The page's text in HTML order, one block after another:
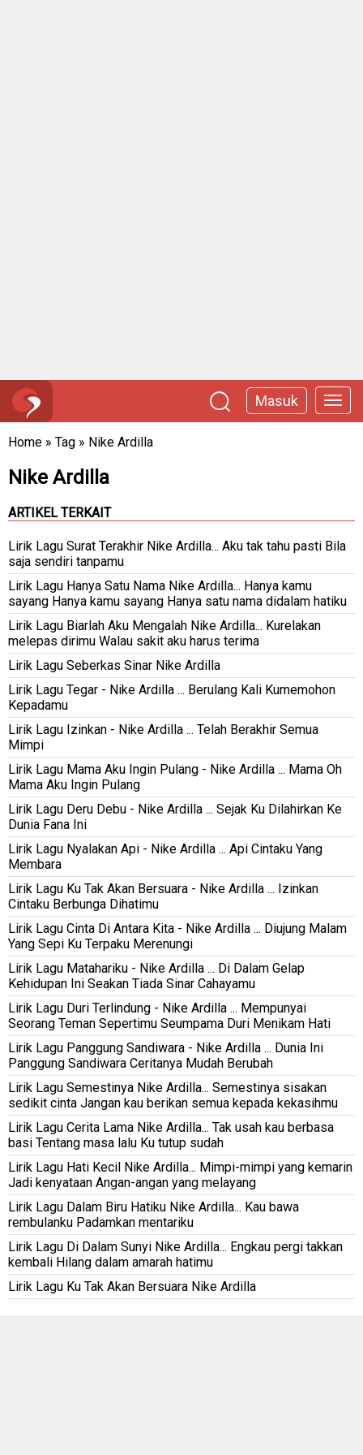
Masuk
Home » Tag » Nike Ardilla
Nike Ardilla
ARTIKEL TERKAIT
Lirik Lagu Surat Terakhir Nike Ardilla... Aku tak tahu pasti Bila
saja sendiri tanpamu
Lirik Lagu Hanya Satu Nama Nike Ardilla... Hanya kamu
sayang Hanya kamu sayang Hanya satu nama didalam hatiku
Lirik Lagu Biarlah Aku Mengalah Nike Ardilla... Kurelakan
melepas dirimu Walau sakit aku harus terima
Lirik Lagu Seberkas Sinar Nike Ardilla
Lirik Lagu Tegar - Nike Ardilla ... Berulang Kali Kumemohon
Kepadamu
Lirik Lagu Izinkan - Nike Ardilla ... Telah Berakhir Semua
Mimpi
Lirik Lagu Mama Aku Ingin Pulang - Nike Ardilla ... Mama Oh
Mama Aku Ingin Pulang
Lirik Lagu Deru Debu - Nike Ardilla ... Sejak Ku Dilahirkan Ke
Dunia Fana Ini
Lirik Lagu Nyalakan Api - Nike Ardilla ... Api Cintaku Yang
Membara
Lirik Lagu Ku Tak Akan Bersuara - Nike Ardilla ... Izinkan
Cintaku Berbunga Dihatimu
Lirik Lagu Cinta Di Antara Kita - Nike Ardilla ... Diujung Malam
Yang Sepi Ku Terpaku Merenungi
Lirik Lagu Matahariku - Nike Ardilla ... Di Dalam Gelap
Kehidupan Ini Seakan Tiada Sinar Cahayamu
Lirik Lagu Duri Terlindung - Nike Ardilla ... Mempunyai
Seorang Teman Sepertimu Seumpama Duri Menikam Hati
Lirik Lagu Panggung Sandiwara - Nike Ardilla ... Dunia Ini
Panggung Sandiwara Ceritanya Mudah Berubah
Lirik Lagu Semestinya Nike Ardilla... Semestinya sisakan
sedikit cinta Jangan kau berikan semua kepada kekasihmu
Lirik Lagu Cerita Lama Nike Ardilla... Tak usah kau berbasa
basi Tentang masa lalu Ku tutup sudah
Lirik Lagu Hati Kecil Nike Ardilla... Mimpi-mimpi yang kemarin
Jadi kenyataan Angan-angan yang melayang
Lirik Lagu Dalam Biru Hatiku Nike Ardilla... Kau bawa
rembulanku Padamkan mentariku
Lirik Lagu Di Dalam Sunyi Nike Ardilla... Engkau pergi takkan
kembali Hilang dalam amarah hatimu
Lirik Lagu Ku Tak Akan Bersuara Nike Ardilla